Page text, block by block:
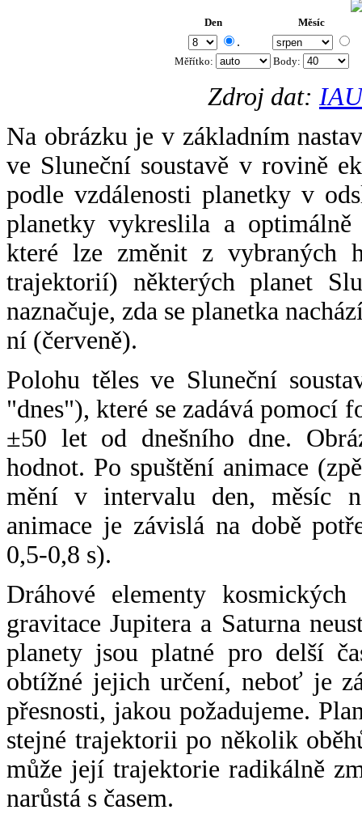
Den Měsíc
.
Měřítko: Body:
Zdroj dat:
Na obrázku je v základním
ve Sluneční soustavě v rovině
podle vzdálenosti planetky v
planetky vykreslila a
které lze změnit z vybraných
trajektorií) některých planet
naznačuje, zda se planetka
ní (červeně).
Polohu těles ve Sluneční
"dnes"), které se zadává pomocí
±50 let od dnešního dne.
hodnot. Po spuštění animace
mění v intervalu den, měsíc
animace je závislá na době
0,5-0,8 s).
Dráhové elementy
gravitace Jupitera a Saturna
planety jsou platné pro delší
obtížné jejich určení, neboť je
přesnosti, jakou požadujeme.
stejné trajektorii po několik
může její trajektorie radikálně
narůstá s časem.